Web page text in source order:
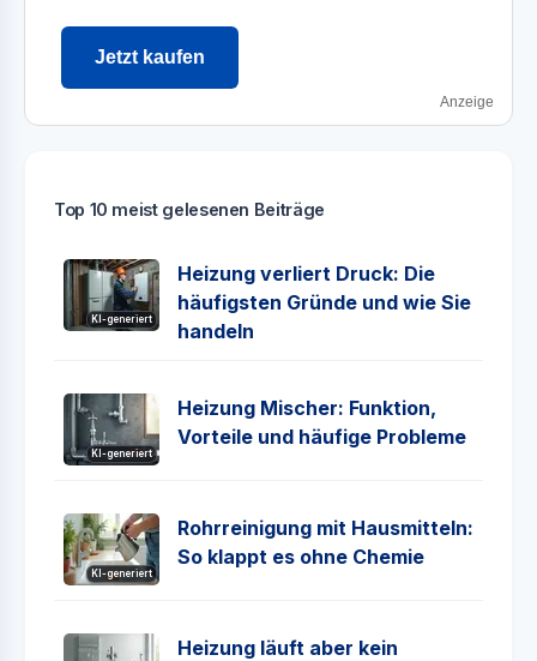
Jetzt kaufen
Anzeige
Top 10 meist gelesenen Beiträge
KI-generiert
Heizung verliert Druck: Die
häufigsten Gründe und wie Sie
handeln
KI-generiert
Heizung Mischer: Funktion,
Vorteile und häufige Probleme
KI-generiert
Rohrreinigung mit Hausmitteln:
So klappt es ohne Chemie
Heizung läuft aber kein